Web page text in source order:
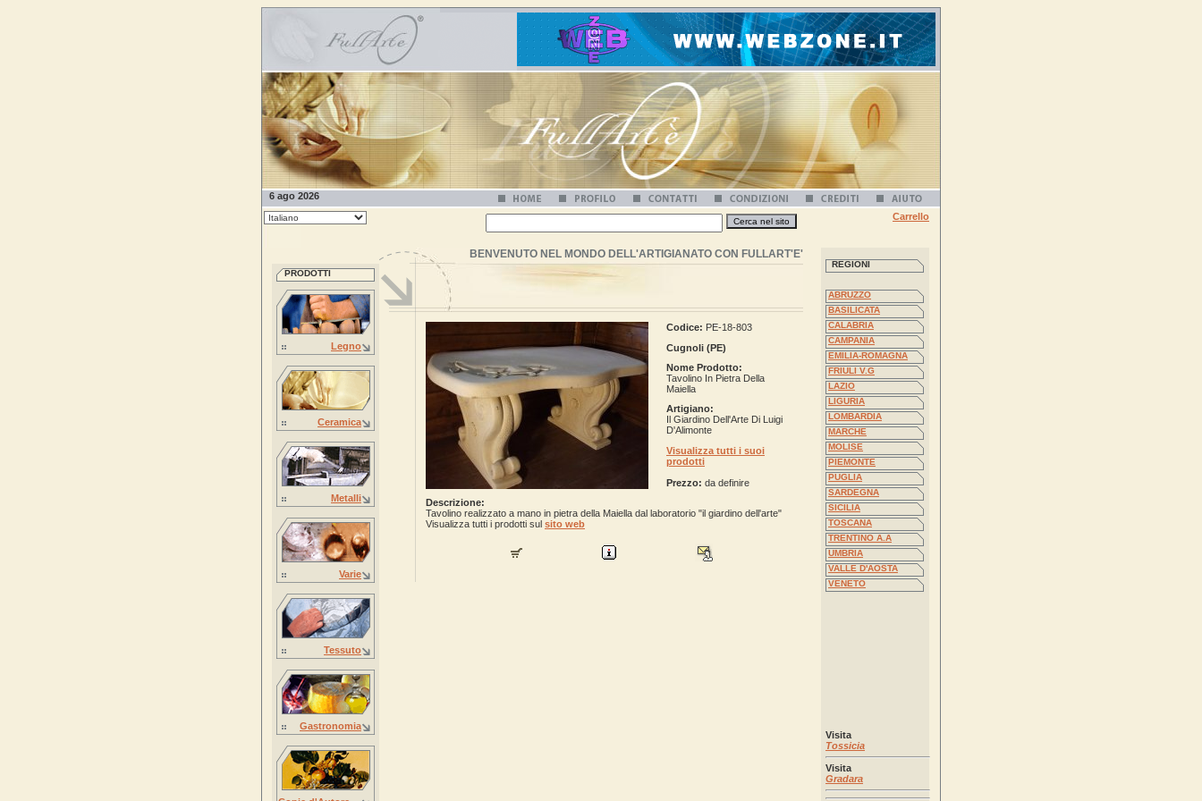
6 ago 2026
Carrello
PRODOTTI
Legno
Ceramica
Metalli
Varie
Tessuto
Gastronomia
BENVENUTO NEL MONDO DELL'ARTIGIANATO CON FULLART'E'
REGIONI
ABRUZZO
BASILICATA
CALABRIA
CAMPANIA
EMILIA-ROMAGNA
FRIULI V.G
LAZIO
LIGURIA
LOMBARDIA
MARCHE
MOLISE
PIEMONTE
PUGLIA
SARDEGNA
SICILIA
TOSCANA
TRENTINO A.A
UMBRIA
VALLE D'AOSTA
VENETO
Visita
Tossicia
Visita
Gradara
Visita
Codice: PE-18-803
Cugnoli (PE)
Nome Prodotto:
Tavolino In Pietra Della
Maiella
Artigiano:
Il Giardino Dell'Arte Di Luigi
D'Alimonte
Visualizza tutti i suoi
prodotti
Prezzo: da definire
Descrizione:
Tavolino realizzato a mano in pietra della Maiella dal laboratorio "il giardino dell'arte"
Visualizza tutti i prodotti sul sito web